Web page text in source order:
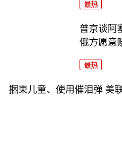
最热
普京谈阿
俄方愿意
最热
捆束儿童、使用催泪弹 美